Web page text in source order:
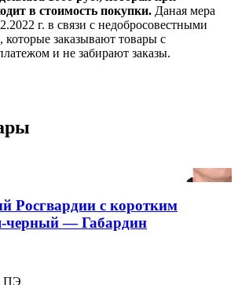
в стоимость покупки. Даная мера
г. в связи с недобросовестными
которые заказывают товары с
и не забирают заказы.
Росгвардии с коротким
черный — Габардин
ПЭ